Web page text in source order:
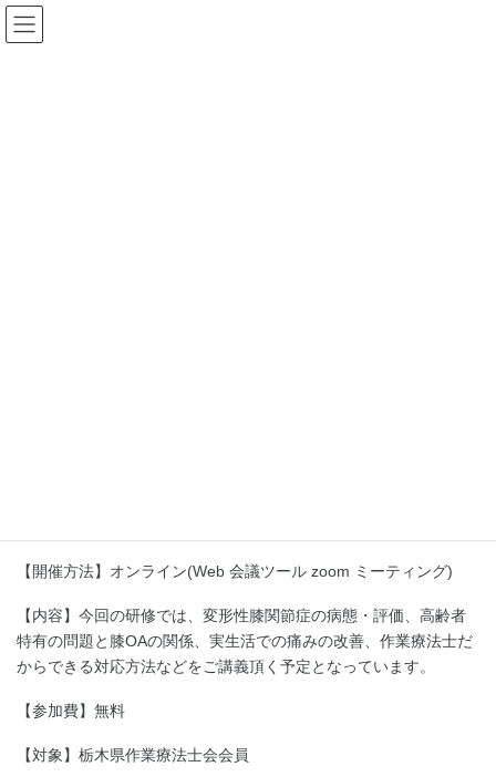
コ
ン
ナ
ビ
【開催方法】オンライン(Web 会議ツール zoom ミーティング)
【内容】今回の研修では、変形性膝関節症の病態・評価、高齢者
特有の問題と膝OAの関係、実生活での痛みの改善、作業療法士だ
からできる対応方法などをご講義頂く予定となっています。
【参加費】無料
【対象】栃木県作業療法士会会員